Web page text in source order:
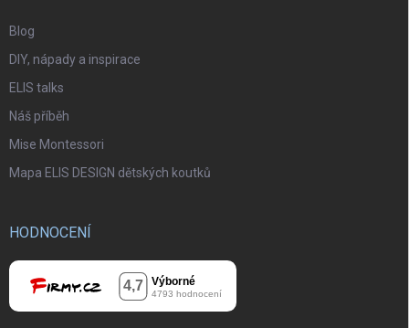
Blog
DIY, nápady a inspirace
ELIS talks
Náš příběh
Mise Montessori
Mapa ELIS DESIGN dětských koutků
HODNOCENÍ